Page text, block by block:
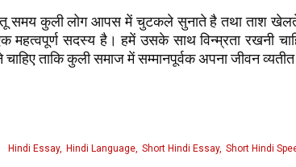
समय कुली लोग आपस में चुटकले सुनाते है तथा ताश
महत्वपूर्ण सदस्य है। हमें उसके साथ विन्म्रता रखनी
चाहिए ताकि कुली समाज में सम्मानपूर्वक अपना जीवन
Hindi Essay Hindi Language Short Hindi Essay Short Hindi